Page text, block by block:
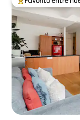
Favorito entre